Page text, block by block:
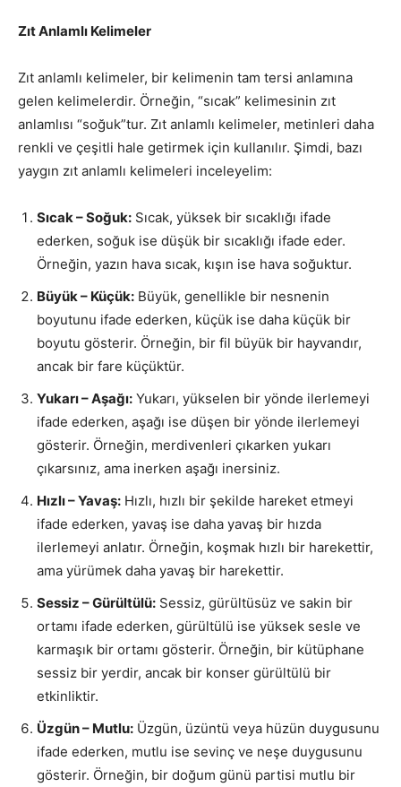
Zıt Anlamlı Kelimeler
Zıt anlamlı kelimeler, bir kelimenin tam tersi anlamına
gelen kelimelerdir. Örneğin, “sıcak” kelimesinin zıt
anlamlısı “soğuk”tur. Zıt anlamlı kelimeler, metinleri daha
renkli ve çeşitli hale getirmek için kullanılır. Şimdi, bazı
yaygın zıt anlamlı kelimeleri inceleyelim:
Sıcak – Soğuk: Sıcak, yüksek bir sıcaklığı ifade
ederken, soğuk ise düşük bir sıcaklığı ifade eder.
Örneğin, yazın hava sıcak, kışın ise hava soğuktur.
Büyük – Küçük: Büyük, genellikle bir nesnenin
boyutunu ifade ederken, küçük ise daha küçük bir
boyutu gösterir. Örneğin, bir fil büyük bir hayvandır,
ancak bir fare küçüktür.
Yukarı – Aşağı: Yukarı, yükselen bir yönde ilerlemeyi
ifade ederken, aşağı ise düşen bir yönde ilerlemeyi
gösterir. Örneğin, merdivenleri çıkarken yukarı
çıkarsınız, ama inerken aşağı inersiniz.
Hızlı – Yavaş: Hızlı, hızlı bir şekilde hareket etmeyi
ifade ederken, yavaş ise daha yavaş bir hızda
ilerlemeyi anlatır. Örneğin, koşmak hızlı bir harekettir,
ama yürümek daha yavaş bir harekettir.
Sessiz – Gürültülü: Sessiz, gürültüsüz ve sakin bir
ortamı ifade ederken, gürültülü ise yüksek sesle ve
karmaşık bir ortamı gösterir. Örneğin, bir kütüphane
sessiz bir yerdir, ancak bir konser gürültülü bir
etkinliktir.
Üzgün – Mutlu: Üzgün, üzüntü veya hüzün duygusunu
ifade ederken, mutlu ise sevinç ve neşe duygusunu
gösterir. Örneğin, bir doğum günü partisi mutlu bir